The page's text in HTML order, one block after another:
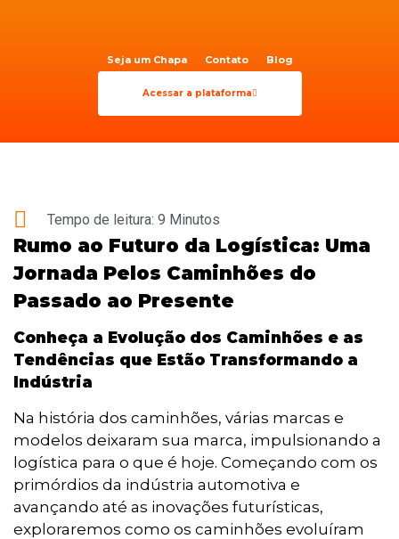
Seja um Chapa Contato Blog
Acessar a plataforma
Tempo de leitura: 9 Minutos
Rumo ao Futuro da Logística: Uma
Jornada Pelos Caminhões do
Passado ao Presente
Conheça a Evolução dos Caminhões e as
Tendências que Estão Transformando a
Indústria
Na história dos caminhões, várias marcas e
modelos deixaram sua marca, impulsionando a
logística para o que é hoje. Começando com os
primórdios da indústria automotiva e
avançando até as inovações futurísticas,
exploraremos como os caminhões evoluíram